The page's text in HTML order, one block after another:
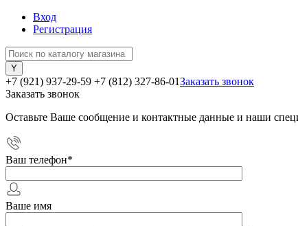
Вход
Регистрация
+7 (921) 937-29-59 +7 (812) 327-86-01Заказать звонок
Заказать звонок
Оставьте Ваше сообщение и контактные данные и наши
Ваш телефон*
Ваше имя